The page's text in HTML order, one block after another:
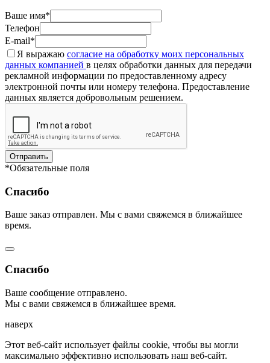
Ваше имя*
Телефон
E-mail*
Я выражаю согласие на обработку моих персональных
данных компанией в целях обработки данных для передачи
рекламной информации по предоставленному адресу
электронной почты или номеру телефона. Предоставление
данных является добровольным решением.
Отправить
*Обязательные поля
Спасибо
Ваше заказ отправлен. Мы с вами свяжемся в ближайшее
время.
Спасибо
Ваше сообщение отправлено.
Мы с вами свяжемся в ближайшее время.
наверх
Этот веб-сайт использует файлы cookie, чтобы вы могли
максимально эффективно использовать наш веб-сайт.